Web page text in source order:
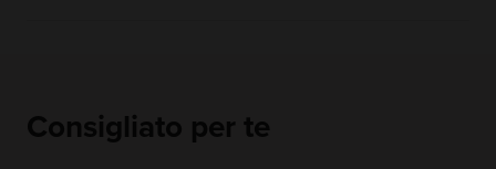
Consigliato per te